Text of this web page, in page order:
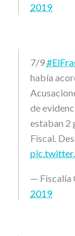
2019
7/9
había
de
estaban 2
Fiscal.
— Fiscalía
2019